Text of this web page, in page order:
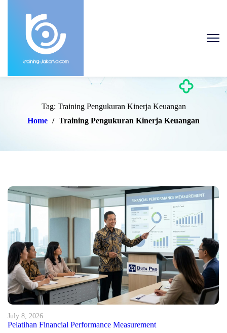
Tag: Training Pengukuran Kinerja Keuangan
Home / Training Pengukuran Kinerja Keuangan
July 8, 2026
Pelatihan Financial Performance Measurement